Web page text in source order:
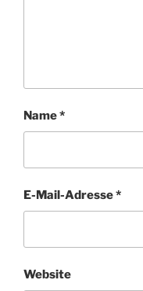
Name*
E-Mail-Adresse*
Website